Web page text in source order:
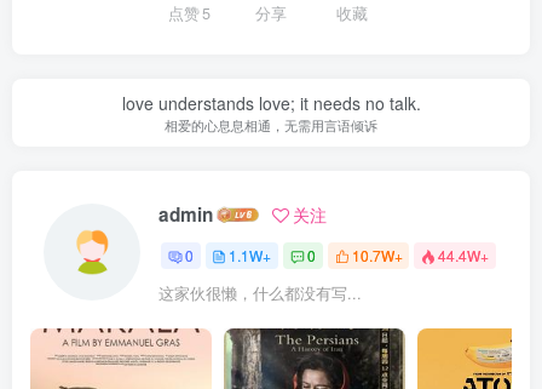
点赞5 分享 收藏
love understands love; it needs no talk.
相爱的心息息相通，无需用言语倾诉
admin 关注
0 1.1W+ 0 10.7W+ 44.4W+
这家伙很懒，什么都没有写...